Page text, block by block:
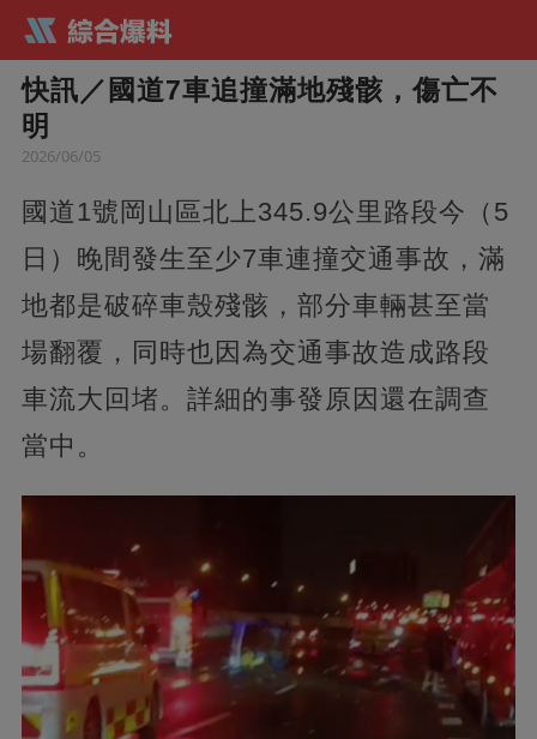
快訊／國道7車追撞滿地殘骸，傷亡不
明
2026/06/05
國道1號岡山區北上345.9公里路段今（5
日）晚間發生至少7車連撞交通事故，滿
地都是破碎車殼殘骸，部分車輛甚至當
場翻覆，同時也因為交通事故造成路段
車流大回堵。詳細的事發原因還在調查
當中。